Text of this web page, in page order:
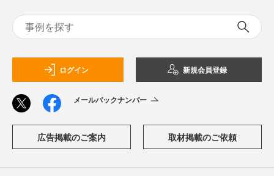
ログイン 新規会員登録
メールバックナンバー
広告掲載のご案内 取材掲載のご依頼